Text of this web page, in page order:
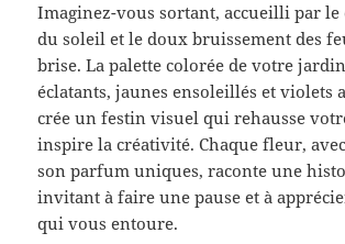
Imaginez-vous sortant, accueilli par le
du soleil et le doux bruissement des
brise. La palette colorée de votre
éclatants, jaunes ensoleillés et violets
crée un festin visuel qui rehausse
inspire la créativité. Chaque fleur,
son parfum uniques, raconte une
invitant à faire une pause et à
qui vous entoure.